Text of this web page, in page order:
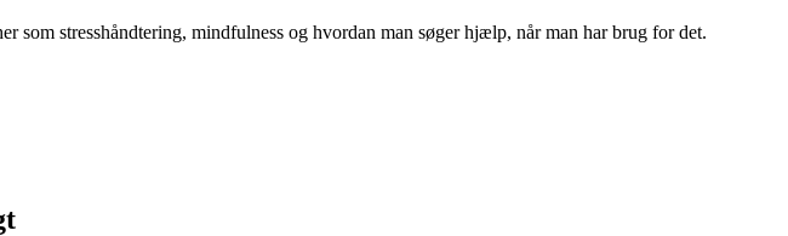
stresshåndtering, mindfulness og hvordan man søger hjælp, når man har brug for det.